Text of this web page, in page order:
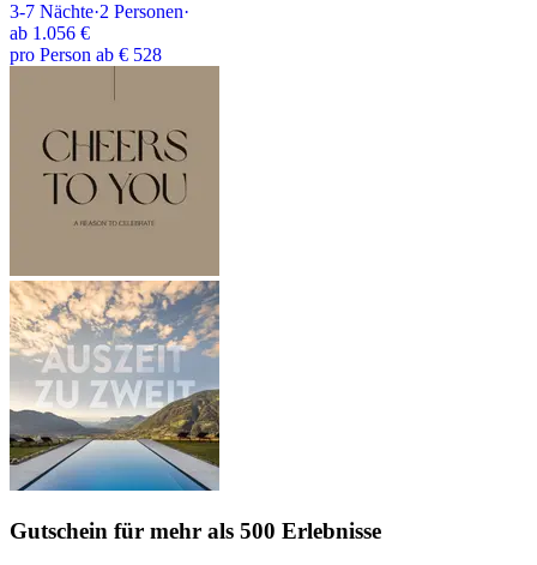
3-7 Nächte·2 Personen·
ab 1.056 €
pro Person ab € 528
Gutschein für mehr als 500 Erlebnisse